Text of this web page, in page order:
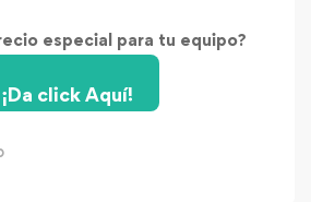
especial para tu equipo?
¡Da click Aquí!